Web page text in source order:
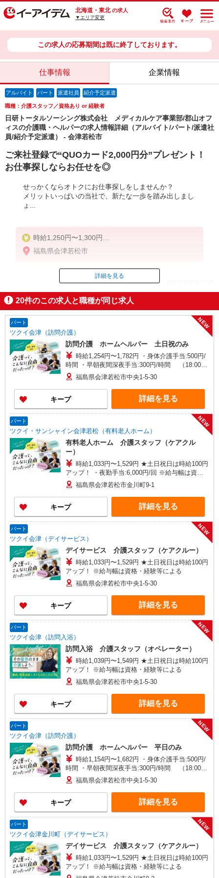
北海道・東北 の求人
▼エリア変更
この求人の応募期間は既に終了しております。
仕事情報 企業情報
アルバイト パート 派遣社員 紹介予定派遣
職種：介護スタッフ／資格あり or 経験者
日研トータルソーシング株式会社 メディカルケア事業部/郡山オフ
ィスの介護職・ヘルパーの求人情報詳細（アルバイト/パート/派遣社
員/紹介予定派遣） - 会津若松市
ご来社登録で“QUOカード2,000円分”プレゼント！
お仕事探しならお任せを◎
せっかくならオトクにお仕事探しをしませんか？
メリットいっぱいの当社で、新たな一歩を踏み出しまし
ょ...
時給1,250円〜1,300円
◆初任者研修・未経験：時給1,250円〜
※経験者は3ヶ月以上
※給与幅は経験・能力による
★週払いOK（規定あり）
福島県会津若松市
ID：AE0526566725
掲載期間終了
詳細を見る
20件のこの求人と職種が同じ求人
パート
ツクイ会津（訪問介護）
NEW
訪問介護 ホームヘルパー 土日祝のみ
時給1,254円〜1,782円 ・身体介護手当:500円/
時間 ・早朝夜間深夜手当:300円/時間 （18:00〜
翌07:59の時間帯） ・ICT手当:2,000円/月 ・深夜
割増は別途支給 ・ケア→ケアの移動時間も賃金
（時給）を支給 ・土日祝日手当:100円/時間含む
・特定事業所加算手当:60円/時間含む ※給与幅は
資格・経験等による
福島県会津若松市中央1-5-30
キープ 詳細を見る
パート
ツクイ・サンシャイン会津若松（有料老人ホーム）
NEW
有料老人ホーム 介護スタッフ（ケアクル
ー）
時給1,033円〜1,529円 ★土日祝日は時給100円
アップ！ ・夜勤手当:6,000円/回 ※給与幅は資
格・経験等による
福島県会津若松市金川町9-1
キープ 詳細を見る
パート
ツクイ会津（デイサービス）
NEW
デイサービス 介護スタッフ（ケアクルー）
時給1,033円〜1,529円 ★土日祝日は時給100円
アップ！ ※給与幅は資格・経験等による
福島県会津若松市中央1-5-30
キープ 詳細を見る
パート
ツクイ会津（訪問入浴）
NEW
訪問入浴 介護スタッフ（オペレーター）
時給1,039円〜1,549円 ★土日祝日は時給100円
アップ！ ※給与幅は資格・経験等による
福島県会津若松市中央1-5-30
キープ 詳細を見る
パート
ツクイ会津（訪問介護）
NEW
訪問介護 ホームヘルパー 平日のみ
時給1,154円〜1,682円 ・身体介護手当:500円/
時間 ・早朝夜間深夜手当:300円/時間 （18:00〜
翌07:59の時間帯） ・ICT手当:2,000円/月 ・深夜
割増は別途支給 ・ケア→ケアの移動時間も賃金
（時給）を支給 ・特定事業所加算手当:60円/時間
含む ※給与幅は資格・経験等による
福島県会津若松市中央1-5-30
キープ 詳細を見る
パート
ツクイ会津金川町（デイサービス）
NEW
デイサービス 介護スタッフ（ケアクルー）
時給1,033円〜1,529円 ★土日祝日は時給100円
アップ！ ※給与幅は資格・経験等による